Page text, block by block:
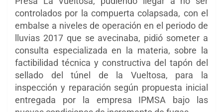
controlados por la compuerta colapsada, con el
embalse a niveles de operación en el periodo de
lluvias 2017 que se avecinaba, pidió someter a
consulta especializada en la materia, sobre la
factibilidad técnica y constructiva del tapón del
sellado del túnel de la Vueltosa, para la
inspección y reparación según propuesta inicial
entregada por la empresa IPMSA bajo las